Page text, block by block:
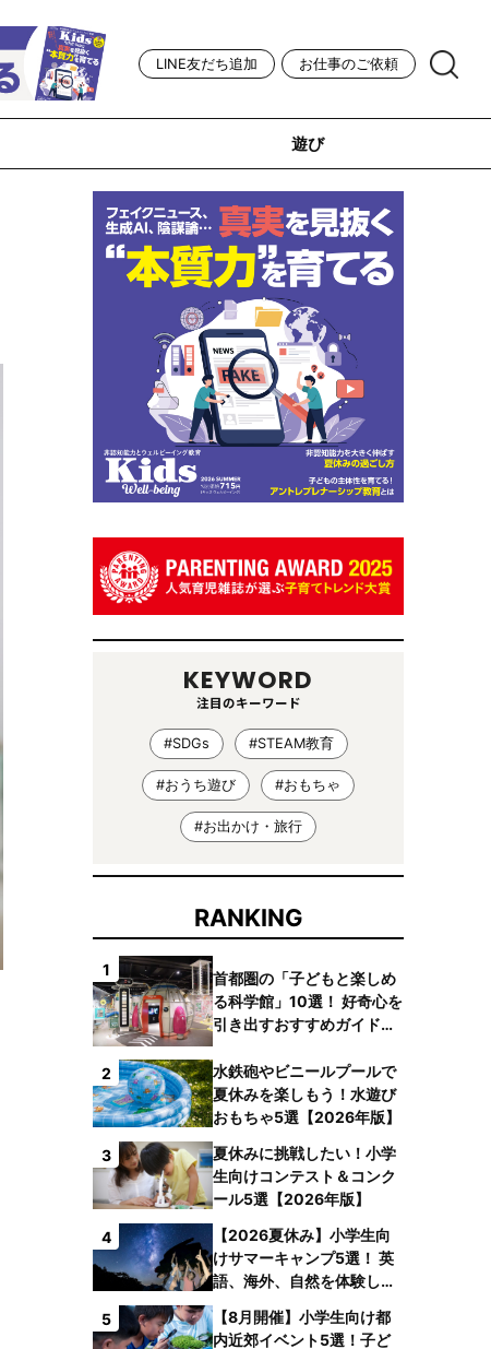
LINE友だち追加 お仕事のご依頼
遊び
KEYWORD
注目のキーワード
#SDGs #STEAM教育
#おうち遊び #おもちゃ
#お出かけ・旅行
RANKING
1
首都圏の「子どもと楽しめ
る科学館」10選！ 好奇心を
引き出すおすすめガイドブ
2
水鉄砲やビニールプールで
夏休みを楽しもう！水遊び
おもちゃ5選【2026年版】
3
夏休みに挑戦したい！小学
生向けコンテスト＆コンク
ール5選【2026年版】
4
【2026夏休み】小学生向
けサマーキャンプ5選！ 英
語、海外、自然を体験しよ
5
【8月開催】小学生向け都
内近郊イベント5選！子ど